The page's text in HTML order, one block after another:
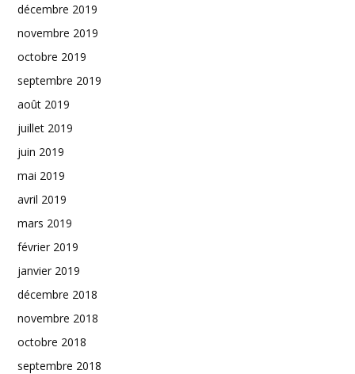
décembre 2019
novembre 2019
octobre 2019
septembre 2019
août 2019
juillet 2019
juin 2019
mai 2019
avril 2019
mars 2019
février 2019
janvier 2019
décembre 2018
novembre 2018
octobre 2018
septembre 2018